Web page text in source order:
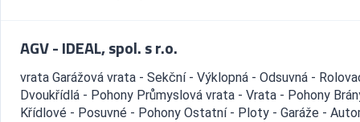
AGV - IDEAL, spol. s r.o.
vrata Garážová vrata - Sekční - Výklopná - Odsuvná -
Dvoukřídlá - Pohony Průmyslová vrata - Vrata - Pohony
Křídlové - Posuvné - Pohony Ostatní - Ploty - Garáže -